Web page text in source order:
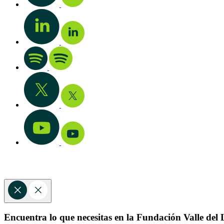
Encuentra lo que necesitas en la Fundación Valle del